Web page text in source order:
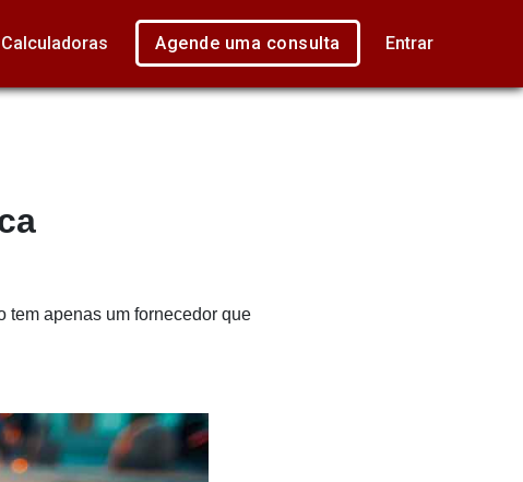
Calculadoras Agende uma consulta Entrar
apenas um fornecedor que